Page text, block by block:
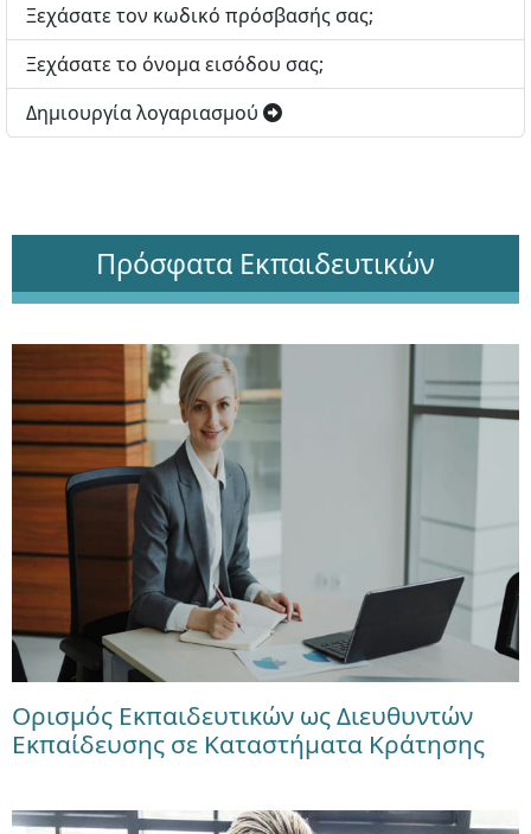
Ξεχάσατε τον κωδικό πρόσβασής σας;
Ξεχάσατε το όνομα εισόδου σας;
Δημιουργία λογαριασμού
Πρόσφατα Εκπαιδευτικών
Ορισμός Εκπαιδευτικών ως Διευθυντών
Εκπαίδευσης σε Καταστήματα Κράτησης